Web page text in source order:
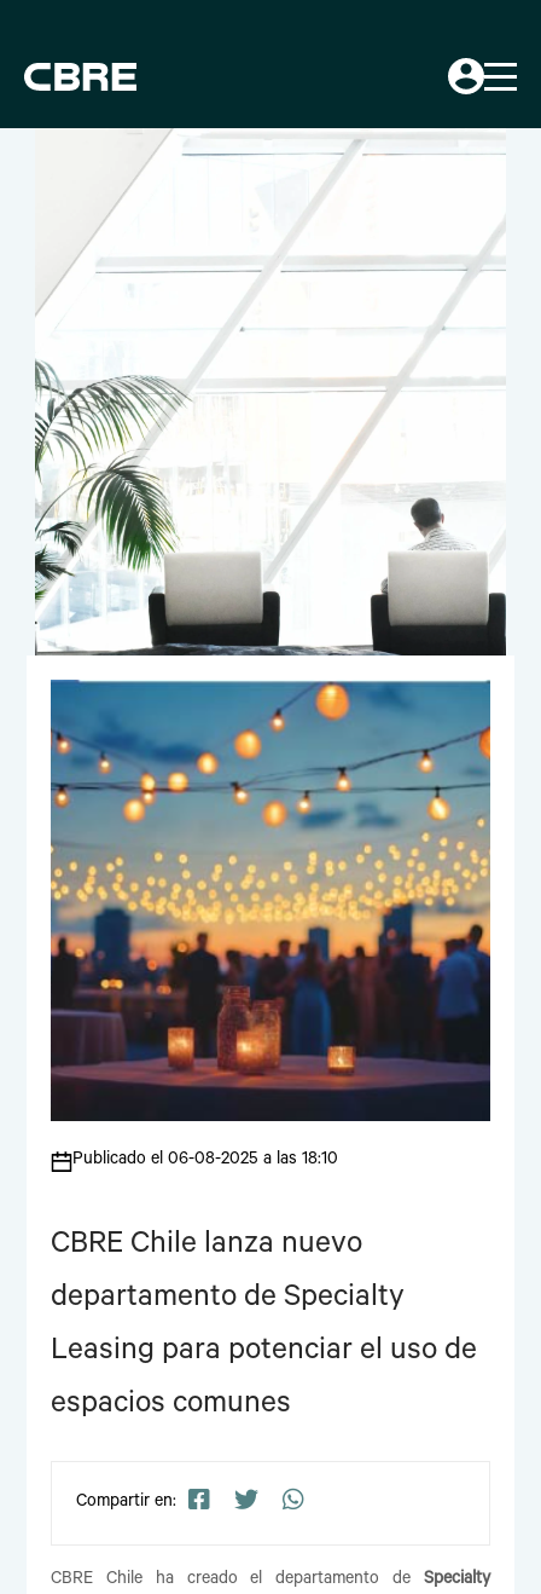
Publicado el 06-08-2025 a las 18:10
CBRE Chile lanza nuevo
departamento de Specialty
Leasing para potenciar el uso de
espacios comunes
Compartir en:
CBRE Chile ha creado el departamento de Specialty